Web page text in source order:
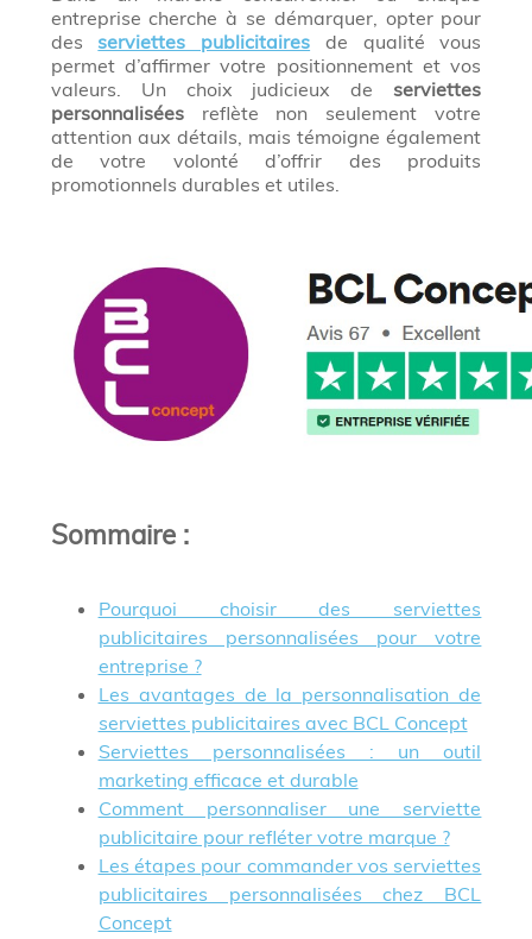
entreprise cherche à se démarquer, opter pour
desserviettes publicitaires de qualité vous
permet d’affirmer votre positionnement et vos
valeurs. Un choix judicieux de serviettes
personnaliséesreflète non seulement votre
attention aux détails, mais témoigne également
de votre volonté d’offrir des produits
promotionnels durables et utiles.
Sommaire:
Pourquoi choisir des serviettes
publicitaires personnalisées pour votre
entreprise ?
Les avantages de la personnalisation de
serviettes publicitaires avec BCL Concept
Serviettes personnalisées : un outil
marketing efficace et durable
Comment personnaliser une serviette
publicitaire pour refléter votre marque ?
Les étapes pour commander vos serviettes
publicitaires personnalisées chez BCL
Concept